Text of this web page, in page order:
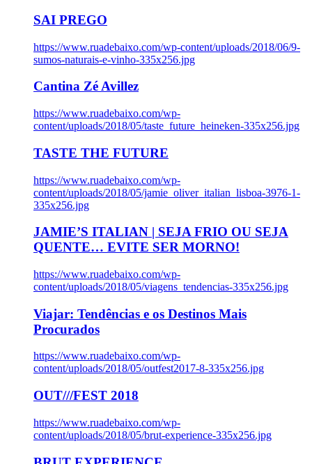
SAI PREGO
https://www.ruadebaixo.com/wp-content/uploads/2018/06/9-
sumos-naturais-e-vinho-335x256.jpg
Cantina Zé Avillez
https://www.ruadebaixo.com/wp-
content/uploads/2018/05/taste_future_heineken-335x256.jpg
TASTE THE FUTURE
https://www.ruadebaixo.com/wp-
content/uploads/2018/05/jamie_oliver_italian_lisboa-3976-1-
335x256.jpg
JAMIE’S ITALIAN | SEJA FRIO OU SEJA
QUENTE… EVITE SER MORNO!
https://www.ruadebaixo.com/wp-
content/uploads/2018/05/viagens_tendencias-335x256.jpg
Viajar: Tendências e os Destinos Mais
Procurados
https://www.ruadebaixo.com/wp-
content/uploads/2018/05/outfest2017-8-335x256.jpg
OUT///FEST 2018
https://www.ruadebaixo.com/wp-
content/uploads/2018/05/brut-experience-335x256.jpg